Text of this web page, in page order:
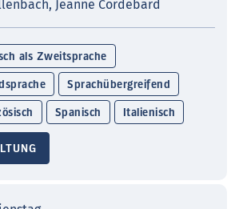
Jeanne Cordebard
als Zweitsprache
Sprachübergreifend
Spanisch Italienisch